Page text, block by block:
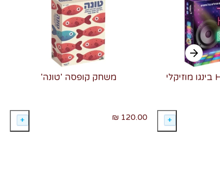
משחק קופסה 'טונה'
120.00 ₪